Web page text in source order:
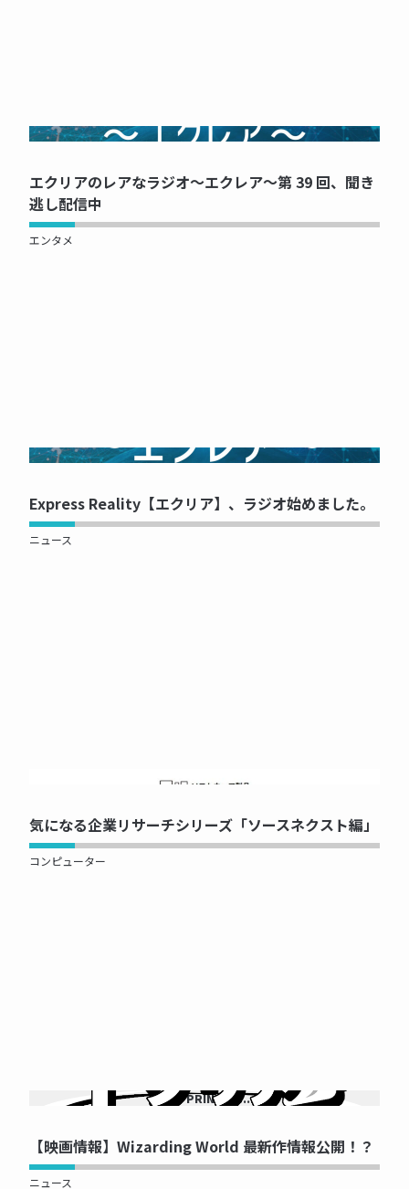
NOW PRINTING...
エクリアのレアなラジオ～エクレア～第 39 回、聞き
逃し配信中
エンタメ
NOW PRINTING...
Express Reality【エクリア】、ラジオ始めました。
ニュース
NOW PRINTING...
気になる企業リサーチシリーズ「ソースネクスト編」
コンピューター
NOW PRINTING...
【映画情報】Wizarding World 最新作情報公開！？
ニュース